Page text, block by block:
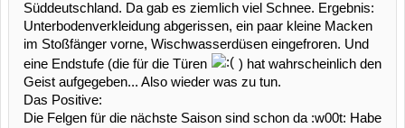
Süddeutschland. Da gab es ziemlich viel Schnee. Ergebnis:
Unterbodenverkleidung abgerissen, ein paar kleine Macken
im Stoßfänger vorne, Wischwasserdüsen eingefroren. Und
eine Endstufe (die für die Türen
) hat wahrscheinlich den
Geist aufgegeben... Also wieder was zu tun.
Das Positive:
Die Felgen für die nächste Saison sind schon da :w00t: Habe